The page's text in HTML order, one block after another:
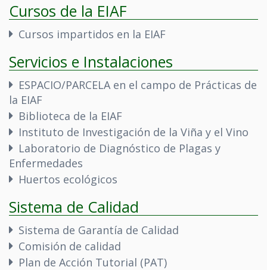
Cursos de la EIAF
Cursos impartidos en la EIAF
Servicios e Instalaciones
ESPACIO/PARCELA en el campo de Prácticas de
la EIAF
Biblioteca de la EIAF
Instituto de Investigación de la Viña y el Vino
Laboratorio de Diagnóstico de Plagas y
Enfermedades
Huertos ecológicos
Sistema de Calidad
Sistema de Garantía de Calidad
Comisión de calidad
Plan de Acción Tutorial (PAT)